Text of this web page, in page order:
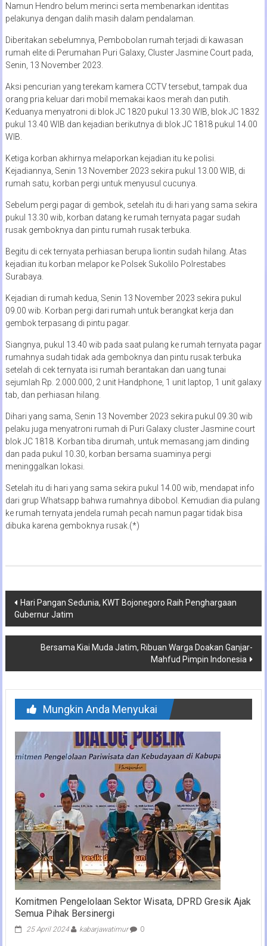
Namun Hendro belum merinci serta membenarkan identitas
pelakunya dengan dalih masih dalam pendalaman.
Diberitakan sebelumnya, Pembobolan rumah terjadi di kawasan
rumah elite di Perumahan Puri Galaxy, Cluster Jasmine Court pada,
Senin, 13 November 2023.
Aksi pencurian yang terekam kamera CCTV tersebut, tampak dua
orang pria keluar dari mobil memakai kaos merah dan putih.
Keduanya menyatroni di blok JC 1820 pukul 13.30 WIB, blok JC 1832
pukul 13.40 WIB dan kejadian berikutnya di blok JC 1818 pukul 14.00
WIB.
Ketiga korban akhirnya melaporkan kejadian itu ke polisi.
Kejadiannya, Senin 13 November 2023 sekira pukul 13.00 WIB, di
rumah satu, korban pergi untuk menyusul cucunya.
Sebelum pergi pagar di gembok, setelah itu di hari yang sama sekira
pukul 13.30 wib, korban datang ke rumah ternyata pagar sudah
rusak gemboknya dan pintu rumah rusak terbuka.
Begitu di cek ternyata perhiasan berupa liontin sudah hilang. Atas
kejadian itu korban melapor ke Polsek Sukolilo Polrestabes
Surabaya.
Kejadian di rumah kedua, Senin 13 November 2023 sekira pukul
09.00 wib. Korban pergi dari rumah untuk berangkat kerja dan
gembok terpasang di pintu pagar.
Siangnya, pukul 13.40 wib pada saat pulang ke rumah ternyata pagar
rumahnya sudah tidak ada gemboknya dan pintu rusak terbuka
setelah di cek ternyata isi rumah berantakan dan uang tunai
sejumlah Rp. 2.000.000, 2 unit Handphone, 1 unit laptop, 1 unit galaxy
tab, dan perhiasan hilang.
Dihari yang sama, Senin 13 November 2023 sekira pukul 09.30 wib
pelaku juga menyatroni rumah di Puri Galaxy cluster Jasmine court
blok JC 1818. Korban tiba dirumah, untuk memasang jam dinding
dan pada pukul 10.30, korban bersama suaminya pergi
meninggalkan lokasi.
Setelah itu di hari yang sama sekira pukul 14.00 wib, mendapat info
dari grup Whatsapp bahwa rumahnya dibobol. Kemudian dia pulang
ke rumah ternyata jendela rumah pecah namun pagar tidak bisa
dibuka karena gemboknya rusak.(*)
Navigasi
pos
Hari Pangan Sedunia, KWT Bojonegoro Raih Penghargaan
Gubernur Jatim
Bersama Kiai Muda Jatim, Ribuan Warga Doakan Ganjar-
Mahfud Pimpin Indonesia
Mungkin Anda Menyukai
Komitmen Pengelolaan Sektor Wisata, DPRD Gresik Ajak
Semua Pihak Bersinergi
25 April 2024 kabarjawatimur 0